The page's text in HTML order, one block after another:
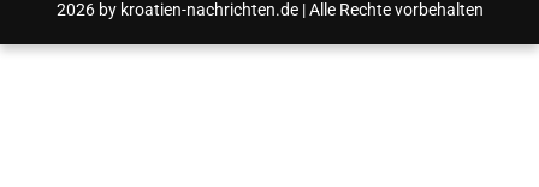
2026 by kroatien-nachrichten.de | Alle Rechte vorbehalten